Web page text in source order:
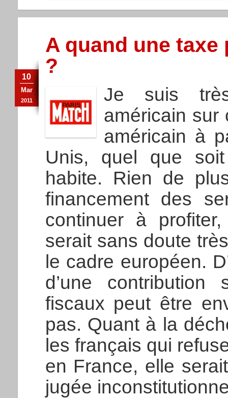
A quand une
?
10
Mar
2011
Je suis
américain sur
américain à
Unis, quel que
habite. Rien de
financement des
continuer à
serait sans doute
le cadre européen.
d’une
fiscaux peut être
pas. Quant à la
les français qui
en France, elle
jugée